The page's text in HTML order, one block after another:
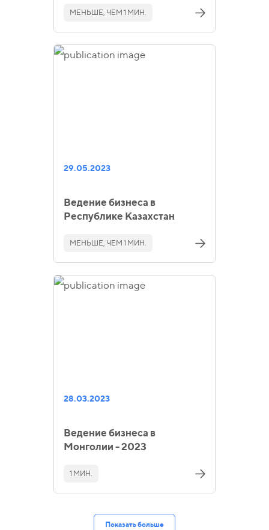
МЕНЬШЕ, ЧЕМ 1 МИН.
29.05.2023
Ведение бизнеса в
Республике Казахстан
МЕНЬШЕ, ЧЕМ 1 МИН.
28.03.2023
Ведение бизнеса в
Монголии - 2023
1 МИН.
Показать больше